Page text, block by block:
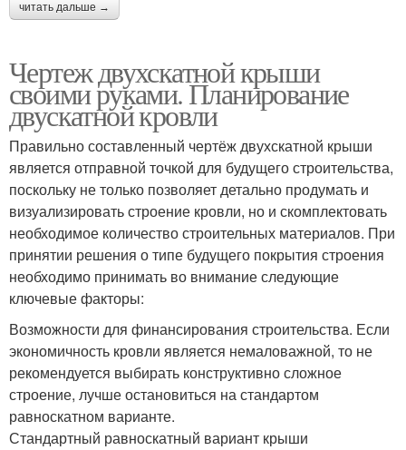
читать дальше →
Чертеж двухскатной крыши
своими руками. Планирование
двускатной кровли
Правильно составленный чертёж двухскатной крыши
является отправной точкой для будущего строительства,
поскольку не только позволяет детально продумать и
визуализировать строение кровли, но и скомплектовать
необходимое количество строительных материалов. При
принятии решения о типе будущего покрытия строения
необходимо принимать во внимание следующие
ключевые факторы:
Возможности для финансирования строительства. Если
экономичность кровли является немаловажной, то не
рекомендуется выбирать конструктивно сложное
строение, лучше остановиться на стандартом
равноскатном варианте.
Стандартный равноскатный вариант крыши